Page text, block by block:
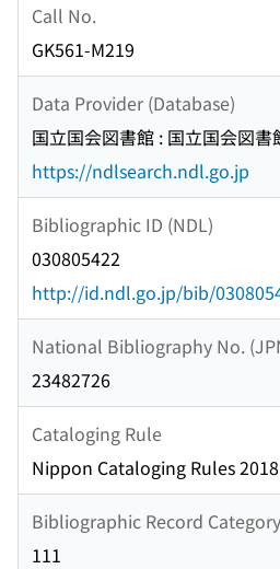
Call No.
GK561-M219
Data Provider (Database)
国立国会図書館 : 国立国会図書
https://ndlsearch.ndl.go.jp
Bibliographic ID (NDL)
030805422
http://id.ndl.go.jp/bib/
National Bibliography No.
23482726
Cataloging Rule
Nippon Cataloging Rules
Bibliographic Record
111